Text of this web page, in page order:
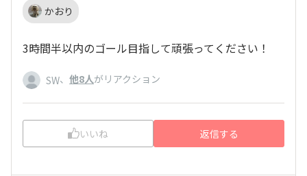
かおり
3時間半以内のゴール目指して頑張ってください！
SW、 他8人がリアクション
いいね 返信する